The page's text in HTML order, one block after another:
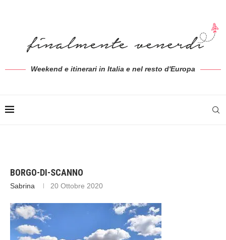
Weekend e itinerari in Italia e nel resto d'Europa
BORGO-DI-SCANNO
Sabrina 20 Ottobre 2020